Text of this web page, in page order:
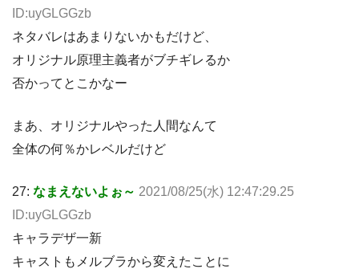
ID:uyGLGGzb
ネタバレはあまりないかもだけど、
オリジナル原理主義者がブチギレるか
否かってとこかなー
まあ、オリジナルやった人間なんて
全体の何％かレベルだけど
27: なまえないよぉ～ 2021/08/25(水) 12:47:29.25
ID:uyGLGGzb
キャラデザ一新
キャストもメルブラから変えたことに